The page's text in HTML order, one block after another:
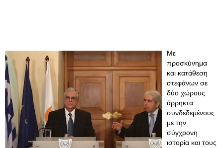
Με
προσκύνημα
και κατάθεση
στεφάνων σε
δύο χώρους
άρρηκτα
συνδεδεμένους
με την
σύγχρονη
ιστορία και τους